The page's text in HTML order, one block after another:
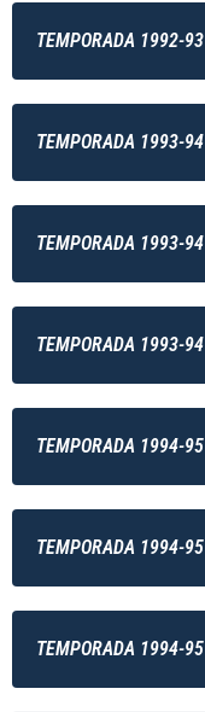
TEMPORADA 1992-93
TEMPORADA 1993-94
TEMPORADA 1993-94
TEMPORADA 1993-94
TEMPORADA 1994-95
TEMPORADA 1994-95
TEMPORADA 1994-95